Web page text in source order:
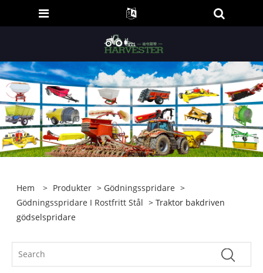
Hem > Produkter > Gödningsspridare >
Gödningsspridare I Rostfritt Stål > Traktor bakdriven
gödselspridare